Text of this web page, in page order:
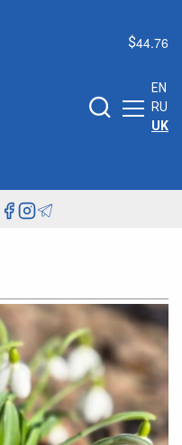
44.76
EN
RU
UK